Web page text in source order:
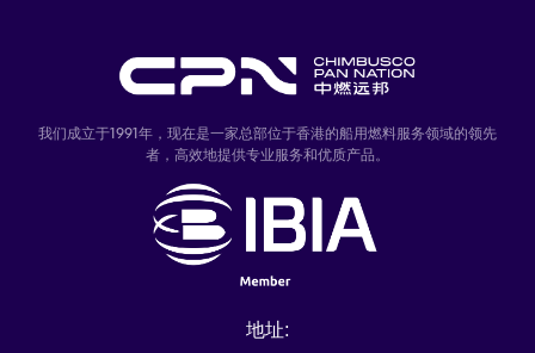
我们成立于1991年，现在是一家总部位于香港的船用燃料服务领域的领先
者，高效地提供专业服务和优质产品。
地址: